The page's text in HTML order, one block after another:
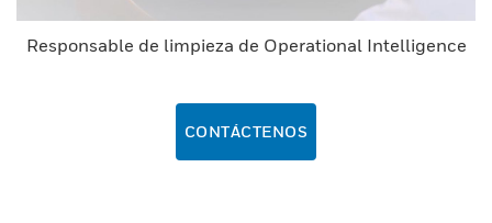
Responsable de limpieza de Operational Intelligence
CONTÁCTENOS